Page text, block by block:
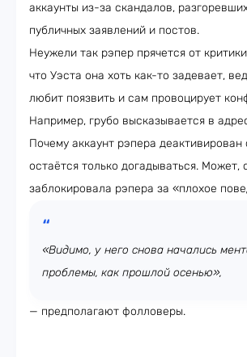
аккаунты из-за скандалов,
публичных заявлений и постов.
Неужели так рэпер прячется от
что Уэста она хоть как-то задевает,
любит поязвить и сам провоцирует
Например, грубо высказывается в
Почему аккаунт рэпера деактивирован
остаётся только догадываться. Может,
заблокировала рэпера за «плохое
«Видимо, у него снова начались
проблемы, как прошлой осенью»,
— предполагают фолловеры.